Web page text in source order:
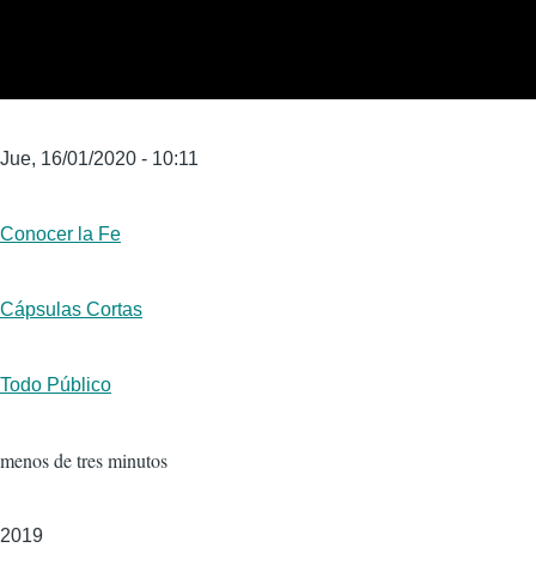
Fecha
transmisión
Jue, 16/01/2020 - 10:11
Géneros
Conocer la Fe
Formato
Cápsulas Cortas
Público
Todo Público
Duración
menos de tres minutos
Año
2019